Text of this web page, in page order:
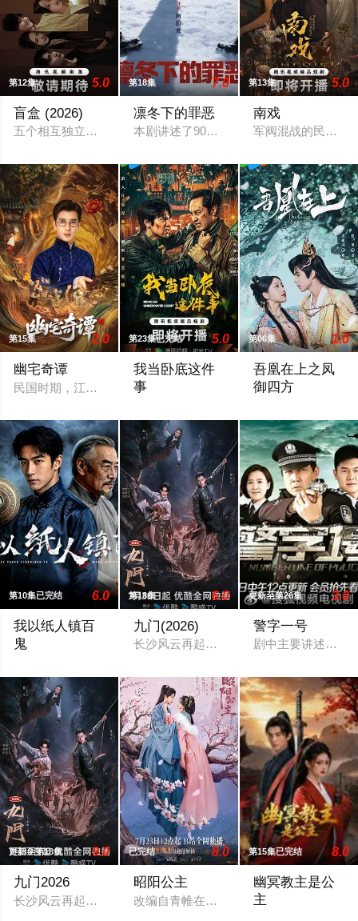
第12集 5.0
盲盒 (2026)
五个相互独立，又彼此呼应的故事——用一场精心策划的“夏令营
第18集 7.0
凛冬下的罪恶
本剧讲述了90年代末，怒河市刑侦支队在
第13集 5.0
南戏
军阀混战的民国奉
第15集 2.0
幽宅奇谭
民国时期，江淮与迅哥组成说书班子，偶遇“白天人住屋，晚上鬼
第23集已完结 5.0
我当卧底这件
事
第06集 1.0
吾凰在上之凤
御四方
第10集已完结 6.0
我以纸人镇百
鬼
第18集 6.0
九门(2026)
长沙风云再起之时，张启山（陈伟霆 饰
更新至第26集 3.0
警字一号
剧中主要讲述了以
更新至第18集 9.0
九门2026
长沙风云再起之时，张启山（陈伟霆 饰）与吴老狗（曾舜晞 饰
已完结 8.0
昭阳公主
改编自青帷在晋江文学城的小说《平阳公
第15集已完结 8.0
幽冥教主是公
主